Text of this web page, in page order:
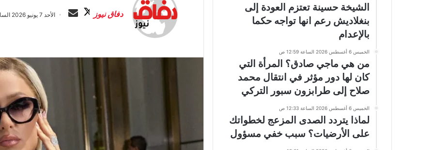
دفاق نيوز
ا
ب
ل
ر
الأحد 7 يونيو 2026 الساعة 1:21 ص
الشيخة حسينة تعتزم العودة إلى
بنغلاديش رعم انها تواجه حكما
بالإعدام
الخميس 6 أغسطس 2026 الساعة 12:59 ص
من هي ماجي صادق؟ المرأة التي
كان لها دور مؤثر في انتقال محمد
صلاح إلى طرابزون سبور التركي
الخميس 6 أغسطس 2026 الساعة 12:33 ص
لماذا يتردد الصدى المزعج لخطواتك
على الأرضيات؟ سبب خفي مسؤول